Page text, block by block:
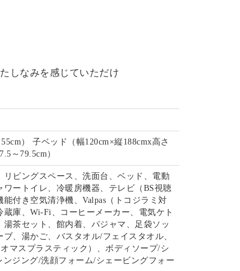
しなみを感じていただけ
） 子ベッド（幅120cm×縦188cmx高さ
～79.5cm）
ビングスペース、洗面台、ベッド、電動
ートイレ、冷暖房機器、テレビ（BS視聴
付き空気清浄機、Valpas（トコジラミ対
庫、Wi-Fi、コーヒーメーカー、電気ケト
茶セット、館内着、パジャマ、足袋ソッ
、湯かご、バスタオル/フェイスタオル、
マスプラスティック）、ボディソープ/シ
ジング/洗顔フォーム/シェービングフォー